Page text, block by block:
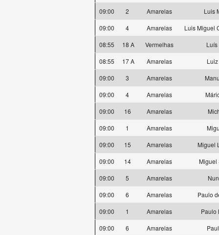
09:00
2 Amarelas
Luis
09:00
4 Amarelas
Luis Miguel
08:55
18 A Vermelhas
Luís
08:55
17 A Amarelas
09:00
3 Amarelas
09:00
4 Amarelas
09:00
16 Amarelas
09:00
1 Amarelas
09:00
15 Amarelas
Miguel
09:00
14 Amarelas
Miguel
09:00
5 Amarelas
09:00
6 Amarelas
Paulo
09:00
1 Amarelas
Paulo
09:00
6 Amarelas